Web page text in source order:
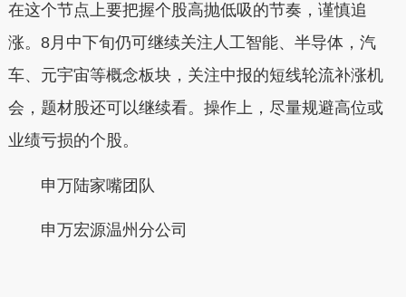
在这个节点上要把握个股高抛低吸的节奏，谨慎追
涨。8月中下旬仍可继续关注人工智能、半导体，汽
车、元宇宙等概念板块，关注中报的短线轮流补涨机
会，题材股还可以继续看。操作上，尽量规避高位或
业绩亏损的个股。
申万陆家嘴团队
申万宏源温州分公司